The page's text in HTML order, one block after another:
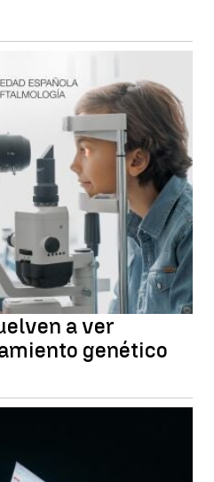
a ver
genético